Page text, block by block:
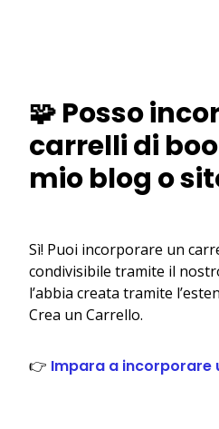
🧩 Posso
carrelli di
mio blog o
Sì! Puoi incorporare un
condivisibile tramite il
l’abbia creata tramite
Crea un Carrello.
👉 Impara a incorporare